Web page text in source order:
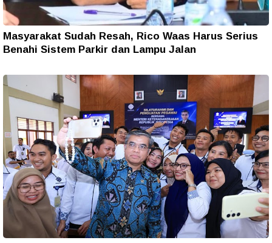
Masyarakat Sudah Resah, Rico Waas Harus Serius
Benahi Sistem Parkir dan Lampu Jalan